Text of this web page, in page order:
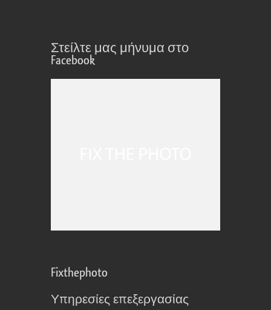
Στείλτε μας μήνυμα στο
Facebook
Fixthephoto
Υπηρεσίες επεξεργασίας